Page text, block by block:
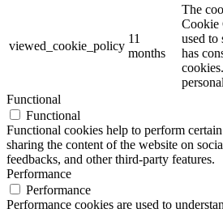
viewed_cookie_policy
11
months
The
Cookie
used to
has
Functional
Functional
Functional cookies help to perform
sharing the content of the website on
feedbacks, and other third-party features.
Performance
Performance
Performance cookies are used to